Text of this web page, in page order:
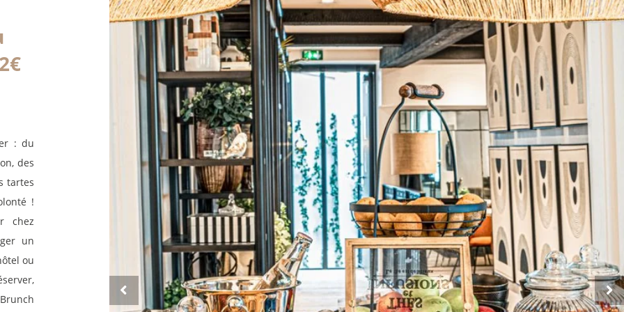
: du
des
tartes
!
chez
un
ou
VALIDER
* Champs obligatoires
Les informations recueillies sur ce formulaire, vous concernant font l'objet d'un traitement destiné
exclusivement au traitement de votre demande. la durée de conservation des données est de 3ans.
Vous bénéficiez d'un droit d'accès, de rectification, de portabilité, d'effacement de celles-ci ou une
limitation du traitement. Vous pouvez vous opposer au traitement des données vous concernant et
disposez du droit de retirer votre consentement à tout moment en nous contactant directement.
Vous avez la possibilité d'introduire une réclamation auprès d'une autorité de contrôle si vous
estimez que ce traitement de données à caractère personnel ne répond pas aux exigences légales
en vigueur.
estimez que ce traitement de données à caractère personnel ne répond pas aux exigences légales
en vigueur.